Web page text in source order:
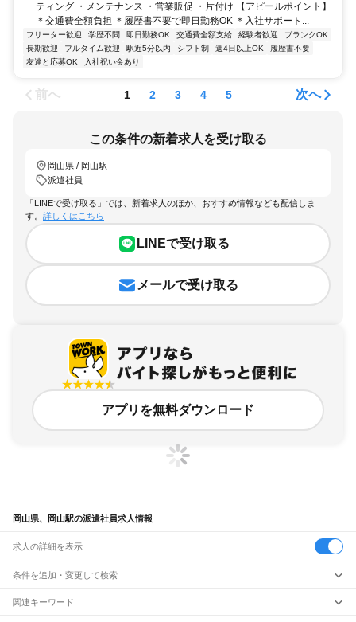
ティング ・メンテナンス ・営業販促 ・片付け 【アピールポイント】
＊交通費全額負担 ＊履歴書不要で即日勤務OK ＊入社サポート...
フリーター歓迎 学歴不問 即日勤務OK 交通費全額支給 経験者歓迎
ブランクOK
長期歓迎
フルタイム歓迎 駅近5分以内 シフト制 週4日以上OK
履歴書不要
友達と応募OK
入社祝い金あり
前へ 1 2 3 4 5 次へ
この条件の新着求人を受け取る
岡山県 / 岡山駅
派遣社員
「LINEで受け取る」では、新着求人のほか、おすすめ情報なども配信しま
す。 詳しくはこちら
LINEで受け取る
メールで受け取る
アプリを無料ダウンロード
岡山県、岡山駅の派遣社員求人情報
求人の詳細を表示
条件を追加・変更して検索
市区町村を追加・変更
関連キーワード